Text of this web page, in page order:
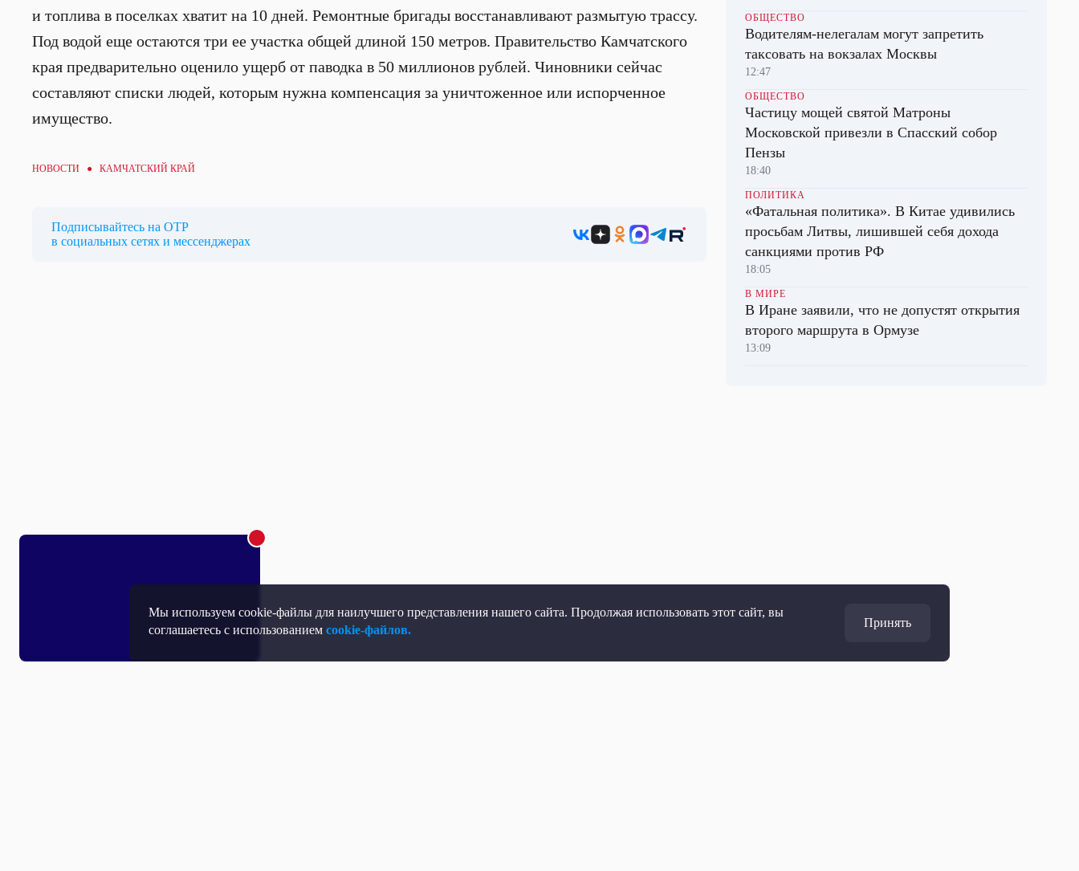
Мы используем cookie-файлы для наилучшего представления нашего сайта. Продолжая использовать этот сайт, вы
соглашаетесь с использованиемcookie-файлов.
Принять
и топлива в поселках хватит на 10 дней. Ремонтные бригады восстанавливают размытую трассу.
Под водой еще остаются три ее участка общей длиной 150 метров. Правительство Камчатского
края предварительно оценило ущерб от паводка в 50 миллионов рублей. Чиновники сейчас
составляют списки людей, которым нужна компенсация за уничтоженное или испорченное
имущество.
НОВОСТИ ● КАМЧАТСКИЙ КРАЙ
Подписывайтесь на ОТР
в социальных сетях и мессенджерах
ОБЩЕСТВО
Водителям-нелегалам могут запретить
таксовать на вокзалах Москвы
12:47
ОБЩЕСТВО
Частицу мощей святой Матроны
Московской привезли в Спасский собор
Пензы
18:40
ПОЛИТИКА
«Фатальная политика». В Китае удивились
просьбам Литвы, лишившей себя дохода
санкциями против РФ
18:05
В МИРЕ
В Иране заявили, что не допустят открытия
второго маршрута в Ормузе
13:09